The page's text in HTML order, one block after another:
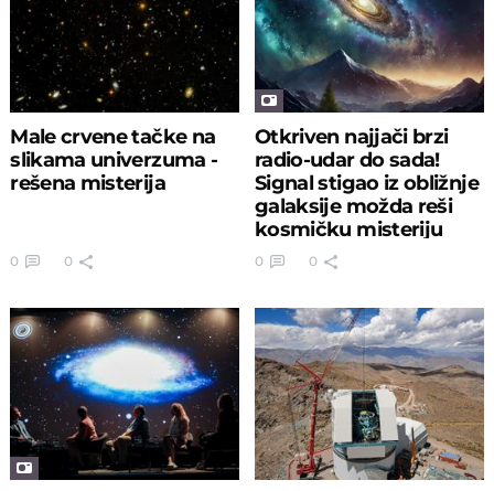
Male crvene tačke na
slikama univerzuma -
rešena misterija
0 0
Otkriven najjači brzi
radio-udar do sada!
Signal stigao iz obližnje
galaksije možda reši
kosmičku misteriju
0 0